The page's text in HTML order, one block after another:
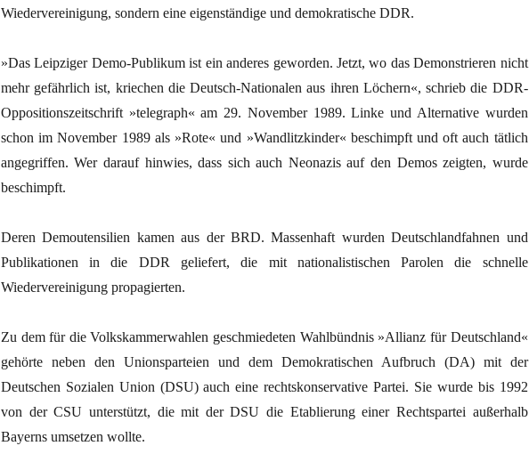
Wiedervereinigung, sondern eine eigenständige und demokratische DDR.
»Das Leipziger Demo-Publikum ist ein anderes geworden. Jetzt, wo das Demonstrieren nicht
mehr gefährlich ist, kriechen die Deutsch-Nationalen aus ihren Löchern«, schrieb die DDR-
Oppositionszeitschrift »telegraph« am 29. November 1989. Linke und Alternative wurden
schon im November 1989 als »Rote« und »Wandlitzkinder« beschimpft und oft auch tätlich
angegriffen. Wer darauf hinwies, dass sich auch Neonazis auf den Demos zeigten, wurde
beschimpft.
Deren Demoutensilien kamen aus der BRD. Massenhaft wurden Deutschlandfahnen und
Publikationen in die DDR geliefert, die mit nationalistischen Parolen die schnelle
Wiedervereinigung propagierten.
Zu dem für die Volkskammerwahlen geschmiedeten Wahlbündnis »Allianz für Deutschland«
gehörte neben den Unionsparteien und dem Demokratischen Aufbruch (DA) mit der
Deutschen Sozialen Union (DSU) auch eine rechtskonservative Partei. Sie wurde bis 1992
von der CSU unterstützt, die mit der DSU die Etablierung einer Rechtspartei außerhalb
Bayerns umsetzen wollte.